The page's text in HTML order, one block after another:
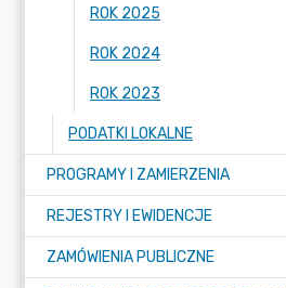
ROK 2025
ROK 2024
ROK 2023
PODATKI LOKALNE
PROGRAMY I ZAMIERZENIA
REJESTRY I EWIDENCJE
ZAMÓWIENIA PUBLICZNE